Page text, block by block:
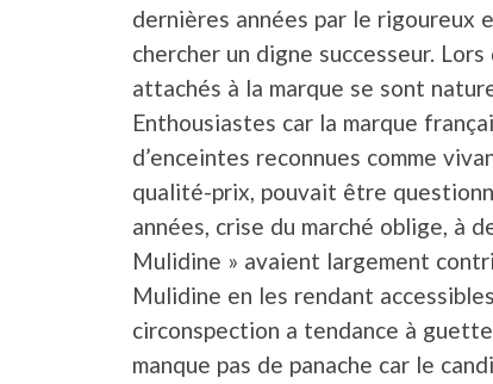
dernières années par le rigoureux
chercher un digne successeur.
attachés à la marque se sont
Enthousiastes car la marque
d’enceintes reconnues comme
qualité-prix, pouvait être
années, crise du marché oblige, à
Mulidine » avaient largement
Mulidine en les rendant
circonspection a tendance à
manque pas de panache car le